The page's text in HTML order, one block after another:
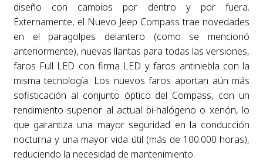
diseño con cambios por dentro y por fuera.
Externamente, el Nuevo Jeep Compass trae novedades
en el paragolpes delantero (como se mencionó
anteriormente), nuevas llantas para todas las versiones,
faros Full LED con firma LED y faros antiniebla con la
misma tecnología. Los nuevos faros aportan aún más
sofisticación al conjunto óptico del Compass, con un
rendimiento superior al actual bi-halógeno o xenón, lo
que garantiza una mayor seguridad en la conducción
nocturna y una mayor vida útil (más de 100.000 horas),
reduciendo la necesidad de mantenimiento.